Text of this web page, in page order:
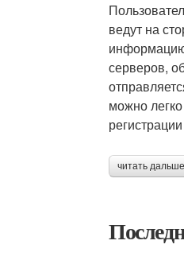
ведут на
серверов,
можно
читать